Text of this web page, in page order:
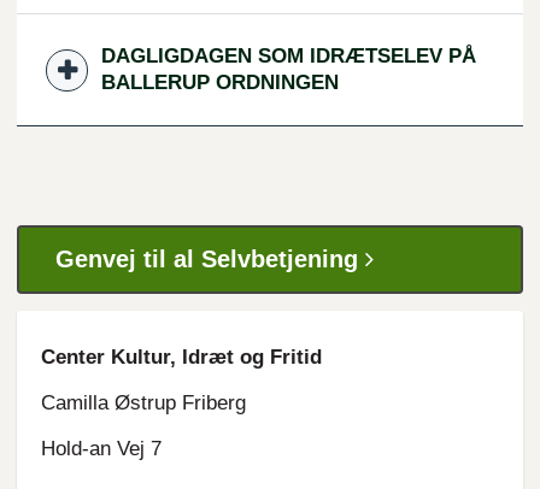
DAGLIGDAGEN SOM IDRÆTSELEV PÅ
BALLERUP ORDNINGEN
Genvej til al Selvbetjening
Center Kultur, Idræt og Fritid
Camilla Østrup Friberg
Hold-an Vej 7